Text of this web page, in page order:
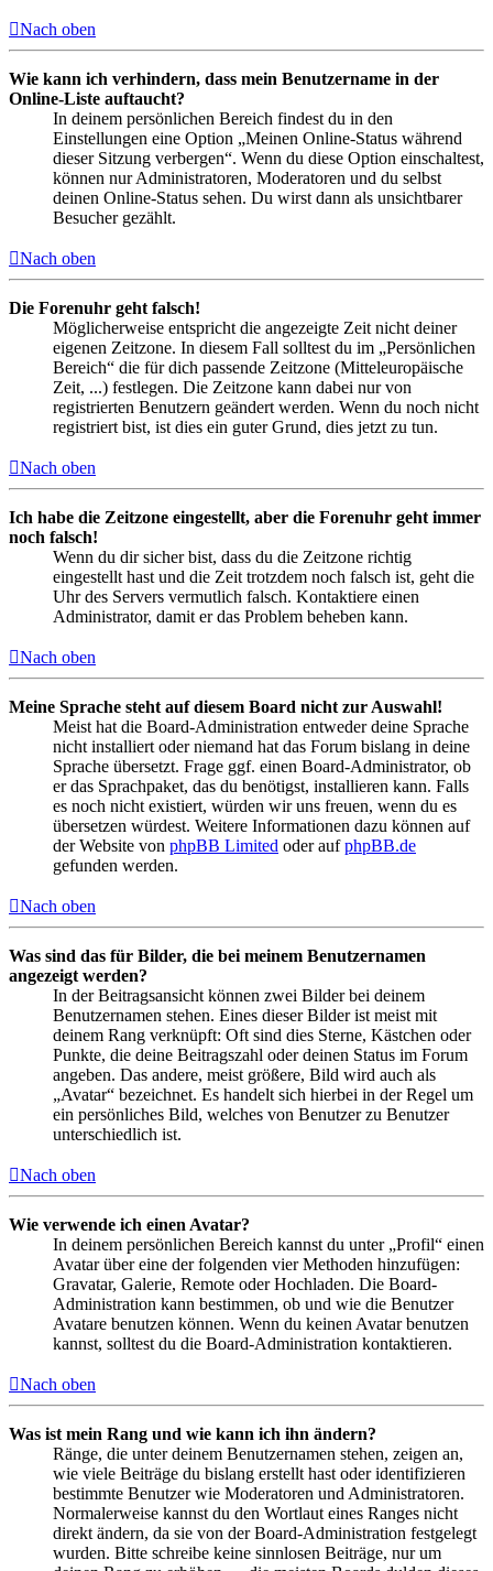
Nach oben
Wie kann ich verhindern, dass mein Benutzername in der
Online-Liste auftaucht?
In deinem persönlichen Bereich findest du in den
Einstellungen eine Option „Meinen Online-Status während
dieser Sitzung verbergen“. Wenn du diese Option einschaltest,
können nur Administratoren, Moderatoren und du selbst
deinen Online-Status sehen. Du wirst dann als unsichtbarer
Besucher gezählt.
Nach oben
Die Forenuhr geht falsch!
Möglicherweise entspricht die angezeigte Zeit nicht deiner
eigenen Zeitzone. In diesem Fall solltest du im „Persönlichen
Bereich“ die für dich passende Zeitzone (Mitteleuropäische
Zeit, ...) festlegen. Die Zeitzone kann dabei nur von
registrierten Benutzern geändert werden. Wenn du noch nicht
registriert bist, ist dies ein guter Grund, dies jetzt zu tun.
Nach oben
Ich habe die Zeitzone eingestellt, aber die Forenuhr geht immer
noch falsch!
Wenn du dir sicher bist, dass du die Zeitzone richtig
eingestellt hast und die Zeit trotzdem noch falsch ist, geht die
Uhr des Servers vermutlich falsch. Kontaktiere einen
Administrator, damit er das Problem beheben kann.
Nach oben
Meine Sprache steht auf diesem Board nicht zur Auswahl!
Meist hat die Board-Administration entweder deine Sprache
nicht installiert oder niemand hat das Forum bislang in deine
Sprache übersetzt. Frage ggf. einen Board-Administrator, ob
er das Sprachpaket, das du benötigst, installieren kann. Falls
es noch nicht existiert, würden wir uns freuen, wenn du es
übersetzen würdest. Weitere Informationen dazu können auf
der Website von phpBB Limited oder aufphpBB.de
gefunden werden.
Nach oben
Was sind das für Bilder, die bei meinem Benutzernamen
angezeigt werden?
In der Beitragsansicht können zwei Bilder bei deinem
Benutzernamen stehen. Eines dieser Bilder ist meist mit
deinem Rang verknüpft: Oft sind dies Sterne, Kästchen oder
Punkte, die deine Beitragszahl oder deinen Status im Forum
angeben. Das andere, meist größere, Bild wird auch als
„Avatar“ bezeichnet. Es handelt sich hierbei in der Regel um
ein persönliches Bild, welches von Benutzer zu Benutzer
unterschiedlich ist.
Nach oben
Wie verwende ich einen Avatar?
In deinem persönlichen Bereich kannst du unter „Profil“ einen
Avatar über eine der folgenden vier Methoden hinzufügen:
Gravatar, Galerie, Remote oder Hochladen. Die Board-
Administration kann bestimmen, ob und wie die Benutzer
Avatare benutzen können. Wenn du keinen Avatar benutzen
kannst, solltest du die Board-Administration kontaktieren.
Nach oben
Was ist mein Rang und wie kann ich ihn ändern?
Ränge, die unter deinem Benutzernamen stehen, zeigen an,
wie viele Beiträge du bislang erstellt hast oder identifizieren
bestimmte Benutzer wie Moderatoren und Administratoren.
Normalerweise kannst du den Wortlaut eines Ranges nicht
direkt ändern, da sie von der Board-Administration festgelegt
wurden. Bitte schreibe keine sinnlosen Beiträge, nur um